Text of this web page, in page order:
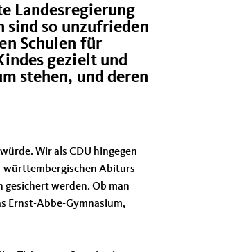
Landesregierung
sind so unzufrieden
Schulen für
gezielt und
stehen, und deren
Wir als CDU hingegen
württembergischen Abiturs
werden. Ob man
Ernst-Abbe-Gymnasium,